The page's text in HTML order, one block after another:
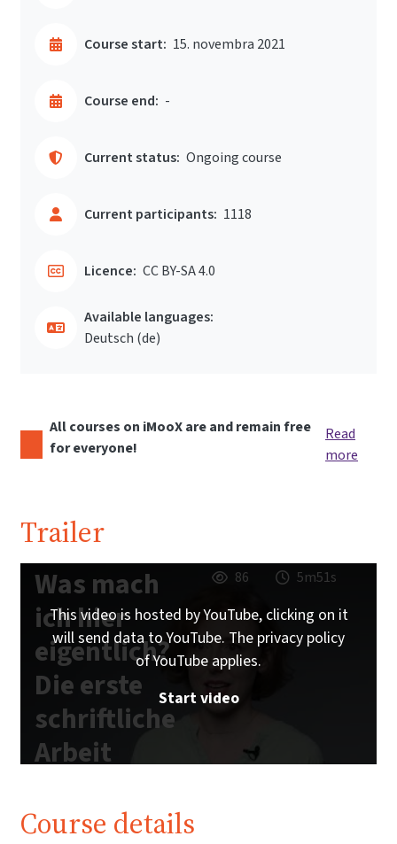
Course start: 15. novembra 2021
Course end: -
Current status: Ongoing course
Current participants: 1118
Licence: CC BY-SA 4.0
Available languages:
Deutsch ‎(de)‎
All courses on iMooX are and remain free
for everyone!
Read
more
Trailer
Was mach
ich hier
eigentlich?
Die erste
schriftliche
Arbeit
Trailer
86 5m51s
This video is hosted by YouTube, clicking on it
will send data to YouTube. The privacy policy
of YouTube applies.
Start video
Course details